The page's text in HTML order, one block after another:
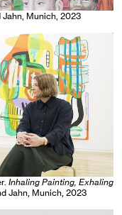
Jahn, Munich , 2023
. Inhaling Painting, Exhaling
Jahn, Munich, 2023